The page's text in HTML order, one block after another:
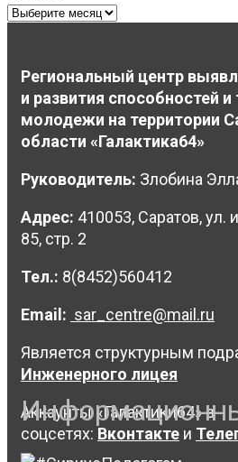
Региональный центр
и развития способностей
молодежи на территории
области «Галактика64»
Руководитель: Злобина
Адрес: 410053, Саратов, ул.
85, стр. 2
Тел.: 8(8452)560412
Email: sar_centre@mail.ru
Является структурным
Инженерного лицея
Аккаунты «Галактики64» в
соцсетях: Вконтакте и